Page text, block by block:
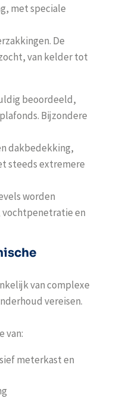
met speciale
De
van kelder tot
beoordeeld,
Bijzondere
dakbedekking,
steeds extremere
worden
en
van complexe
vereisen.
van:
meterkast en